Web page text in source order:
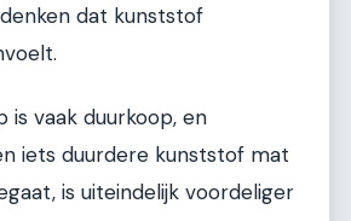
dat kunststof
is vaak duurkoop, en
iets duurdere kunststof mat
is uiteindelijk voordeliger